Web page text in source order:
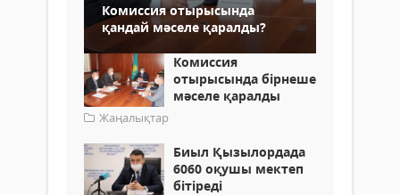
Комиссия отырысында
қандай мәселе қаралды?
Комиссия
отырысында бірнеше
мәселе қаралды
Жаңалықтар
Биыл Қызылордада
6060 оқушы мектеп
бітіреді